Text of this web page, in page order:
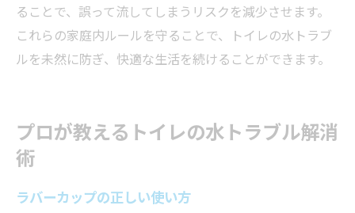
ることで、誤って流してしまうリスクを減少させます。
これらの家庭内ルールを守ることで、トイレの水トラブ
ルを未然に防ぎ、快適な生活を続けることができます。
プロが教えるトイレの水トラブル解消
術
ラバーカップの正しい使い方